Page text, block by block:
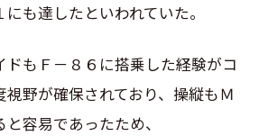
も達したといわれていた。
ドもＦ－８６に搭乗した経験がコ
野が確保されており、操縦もＭ
容易であったため、